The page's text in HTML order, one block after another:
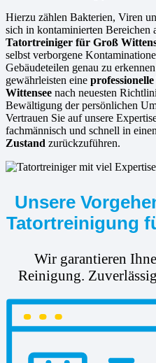
Hierzu zählen Bakterien, Viren
sich in kontaminierten Bereichen
Tatortreiniger für Groß
selbst verborgene
Gebäudeteilen genau zu
gewährleisten eine
Wittensee nach neuesten
Bewältigung der persönlichen
Vertrauen Sie auf unsere
fachmännisch und schnell in einen
Zustand zurückzuführen.
Unsere
Tatortreinigung
Wir garantieren
Reinigung.